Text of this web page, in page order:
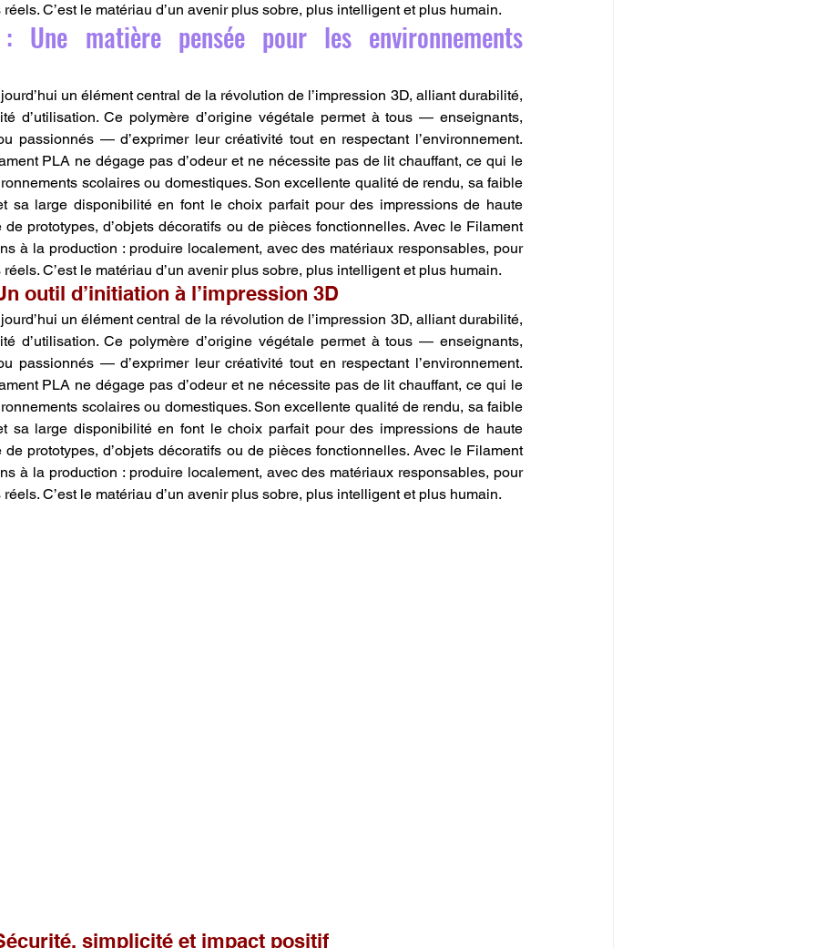
C’est le matériau d’un avenir plus sobre, plus intelligent et plus humain.
Une matière pensée pour les environnements
un élément central de la révolution de l’impression 3D, alliant durabilité,
d’utilisation. Ce polymère d’origine végétale permet à tous — enseignants,
passionnés — d’exprimer leur créativité tout en respectant l’environnement.
PLA ne dégage pas d’odeur et ne nécessite pas de lit chauffant, ce qui le
scolaires ou domestiques. Son excellente qualité de rendu, sa faible
sa large disponibilité en font le choix parfait pour des impressions de haute
de prototypes, d’objets décoratifs ou de pièces fonctionnelles. Avec le Filament
à la production : produire localement, avec des matériaux responsables, pour
C’est le matériau d’un avenir plus sobre, plus intelligent et plus humain.
outil d’initiation à l’impression 3D
un élément central de la révolution de l’impression 3D, alliant durabilité,
d’utilisation. Ce polymère d’origine végétale permet à tous — enseignants,
passionnés — d’exprimer leur créativité tout en respectant l’environnement.
PLA ne dégage pas d’odeur et ne nécessite pas de lit chauffant, ce qui le
scolaires ou domestiques. Son excellente qualité de rendu, sa faible
sa large disponibilité en font le choix parfait pour des impressions de haute
de prototypes, d’objets décoratifs ou de pièces fonctionnelles. Avec le Filament
à la production : produire localement, avec des matériaux responsables, pour
C’est le matériau d’un avenir plus sobre, plus intelligent et plus humain.
simplicité et impact positif